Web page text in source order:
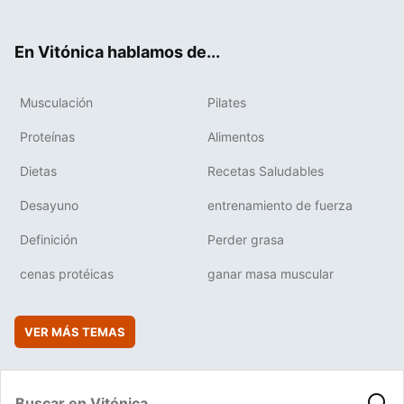
En Vitónica hablamos de...
Musculación Pilates
Proteínas Alimentos
Dietas Recetas Saludables
Desayuno entrenamiento de fuerza
Definición Perder grasa
cenas protéicas ganar masa muscular
VER MÁS TEMAS